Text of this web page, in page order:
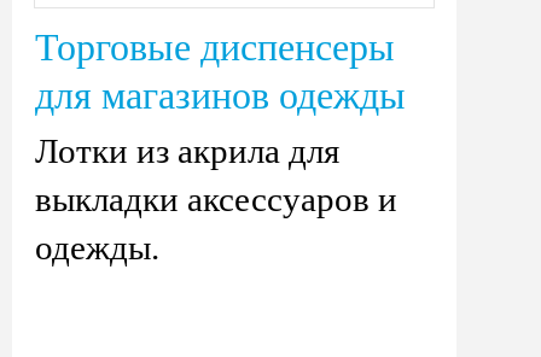
Торговые диспенсеры
для магазинов одежды
Лотки из акрила для
выкладки аксессуаров и
одежды.